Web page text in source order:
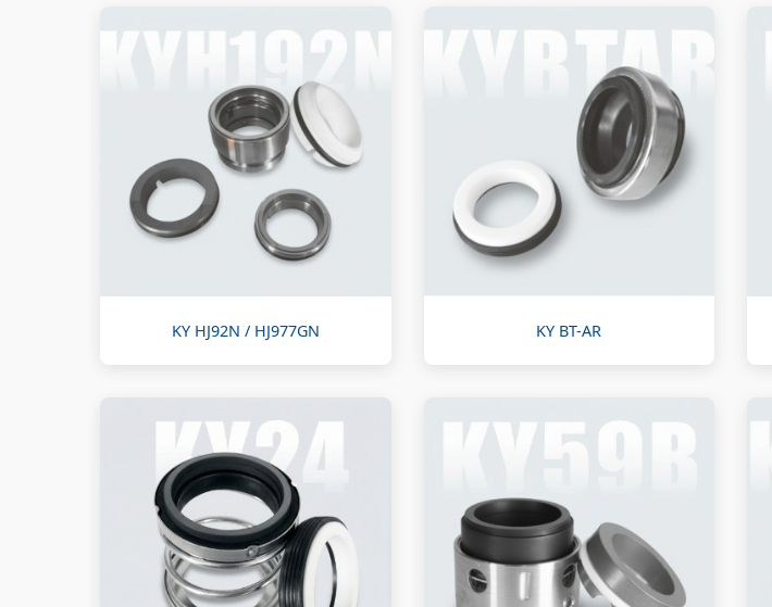
KY HJ92N / HJ977GN KY BT-AR